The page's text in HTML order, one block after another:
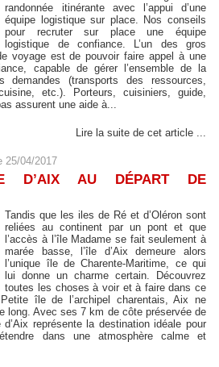
randonnée itinérante avec l’appui d’une
équipe logistique sur place. Nos conseils
pour recruter sur place une équipe
logistique de confiance. L’un des gros
voyage est de pouvoir faire appel à une
capable de gérer l’ensemble de la
demandes (transports des ressources,
etc.). Porteurs, cuisiniers, guide,
assurent une aide à...
Lire la suite de cet article ...
25/04/2017
D’AIX AU DÉPART DE
Tandis que les iles de Ré et d’Oléron sont
reliées au continent par un pont et que
l’accès à l’île Madame se fait seulement à
marée basse, l’île d’Aix demeure alors
l’unique île de Charente-Maritime, ce qui
lui donne un charme certain. Découvrez
toutes les choses à voir et à faire dans ce
île de l’archipel charentais, Aix ne
long. Avec ses 7 km de côte préservée de
représente la destination idéale pour
dans une atmosphère calme et